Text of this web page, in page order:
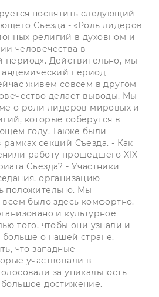
посвятить следующий
Съезда - «Роль лидеров
религий в духовном и
человечества в
период». Действительно, мы
период
живем совсем в другом
делает выводы. Мы
о роли лидеров мировых и
которые соберутся в
году. Также были
секций Съезда. - Как
работу прошедшего XIX
Съезда? - Участники
организацию
положительно. Мы
всем было здесь комфортно.
и культурное
того, чтобы они узнали и
о нашей стране.
что западные
участвовали в
за уникальность
достижение.